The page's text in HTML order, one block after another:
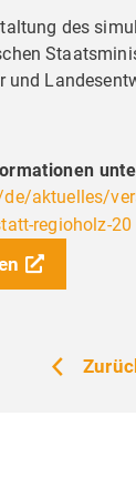
des
und
de/aktuelles/
regioholz-20
nutzt
von
der Nutzer